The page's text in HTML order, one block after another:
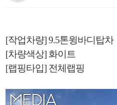
[작업차량] 9.5톤윙바디탑차
[차량색상] 화이트
[랩핑타입] 전체랩핑